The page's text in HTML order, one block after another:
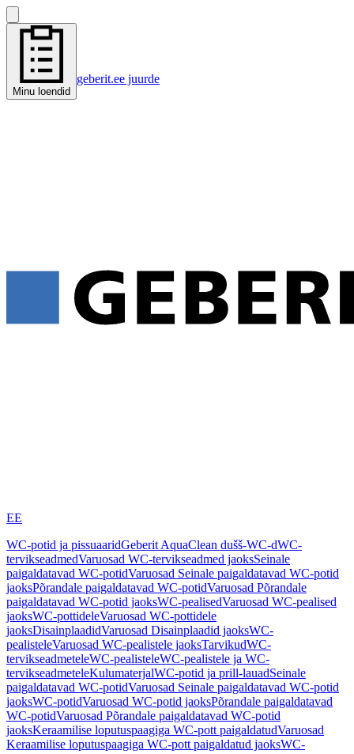
Minu loendid
geberit.ee juurde
EE
WC-potid ja pissuaaridGeberit AquaClean dušš-WC-dWC-
tervikseadmedVaruosad WC-tervikseadmed jaoksSeinale
paigaldatavad WC-potidVaruosad Seinale paigaldatavad WC-potid
jaoksPõrandale paigaldatavad WC-potidVaruosad Põrandale
paigaldatavad WC-potid jaoksWC-pealisedVaruosad WC-pealised
jaoksWC-pottideleVaruosad WC-pottidele
jaoksDisainplaadidVaruosad Disainplaadid jaoksWC-
pealisteleVaruosad WC-pealistele jaoksTarvikudWC-
tervikseadmeteleWC-pealisteleWC-pealistele ja WC-
tervikseadmeteleKulumaterjalWC-potid ja prill-lauadSeinale
paigaldatavad WC-potidVaruosad Seinale paigaldatavad WC-potid
jaoksWC-potidVaruosad WC-potid jaoksPõrandale paigaldatavad
WC-potidVaruosad Põrandale paigaldatavad WC-potid
jaoksKeraamilise loputuspaagiga WC-pott paigaldatudVaruosad
Keraamilise loputuspaagiga WC-pott paigaldatud jaoksWC-